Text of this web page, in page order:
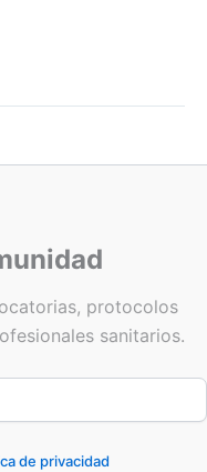
protocolos
sanitarios.
de privacidad